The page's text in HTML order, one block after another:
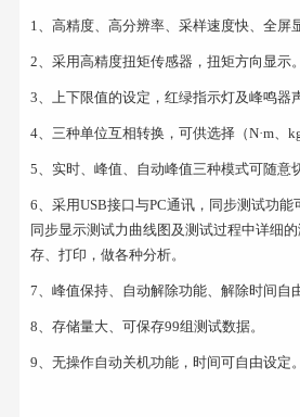
1、高精度、高分辨率、采样速度快、全屏
2、采用高精度扭矩传感器，扭矩方向显示。
3、上下限值的设定，红绿指示灯及峰鸣器
4、三种单位互相转换，可供选择（N·m、
5、实时、峰值、自动峰值三种模式可随意
6、采用USB接口与PC通讯，同步测试功
同步显示测试力曲线图及测试过程中详
存、打印，做各种分析。
7、峰值保持、自动解除功能、解除时间自
8、存储量大、可保存99组测试数据。
9、无操作自动关机功能，时间可自由设定。